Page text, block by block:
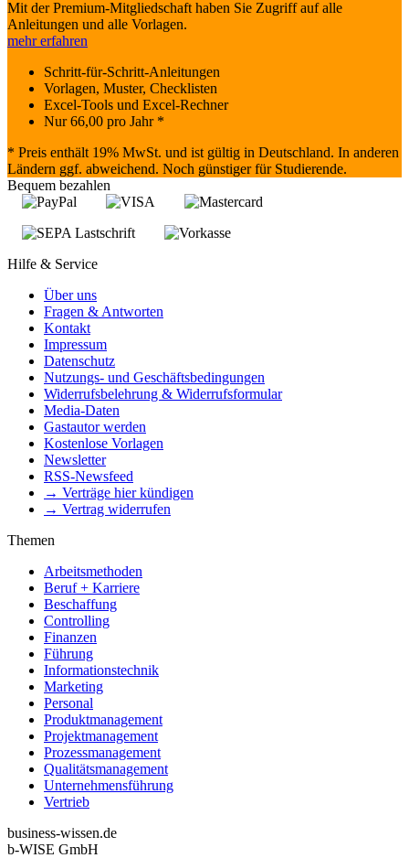
Mit der Premium-Mitgliedschaft haben Sie Zugriff auf alle
Anleitungen und alle Vorlagen.
mehr erfahren
Schritt-für-Schritt-Anleitungen
Vorlagen, Muster, Checklisten
Excel-Tools und Excel-Rechner
Nur66,00 pro Jahr *
* Preis enthält 19% MwSt. und ist gültig in Deutschland. In anderen
Ländern ggf. abweichend. Noch günstiger für Studierende.
Bequem bezahlen
Hilfe & Service
Über uns
Fragen & Antworten
Kontakt
Impressum
Datenschutz
Nutzungs- und Geschäftsbedingungen
Widerrufsbelehrung & Widerrufsformular
Media-Daten
Gastautor werden
Kostenlose Vorlagen
Newsletter
RSS-Newsfeed
→ Verträge hier kündigen
→ Vertrag widerrufen
Themen
Arbeitsmethoden
Beruf + Karriere
Beschaffung
Controlling
Finanzen
Führung
Informationstechnik
Marketing
Personal
Produktmanagement
Projektmanagement
Prozessmanagement
Qualitätsmanagement
Unternehmensführung
Vertrieb
business-wissen.de
b-WISE GmbH